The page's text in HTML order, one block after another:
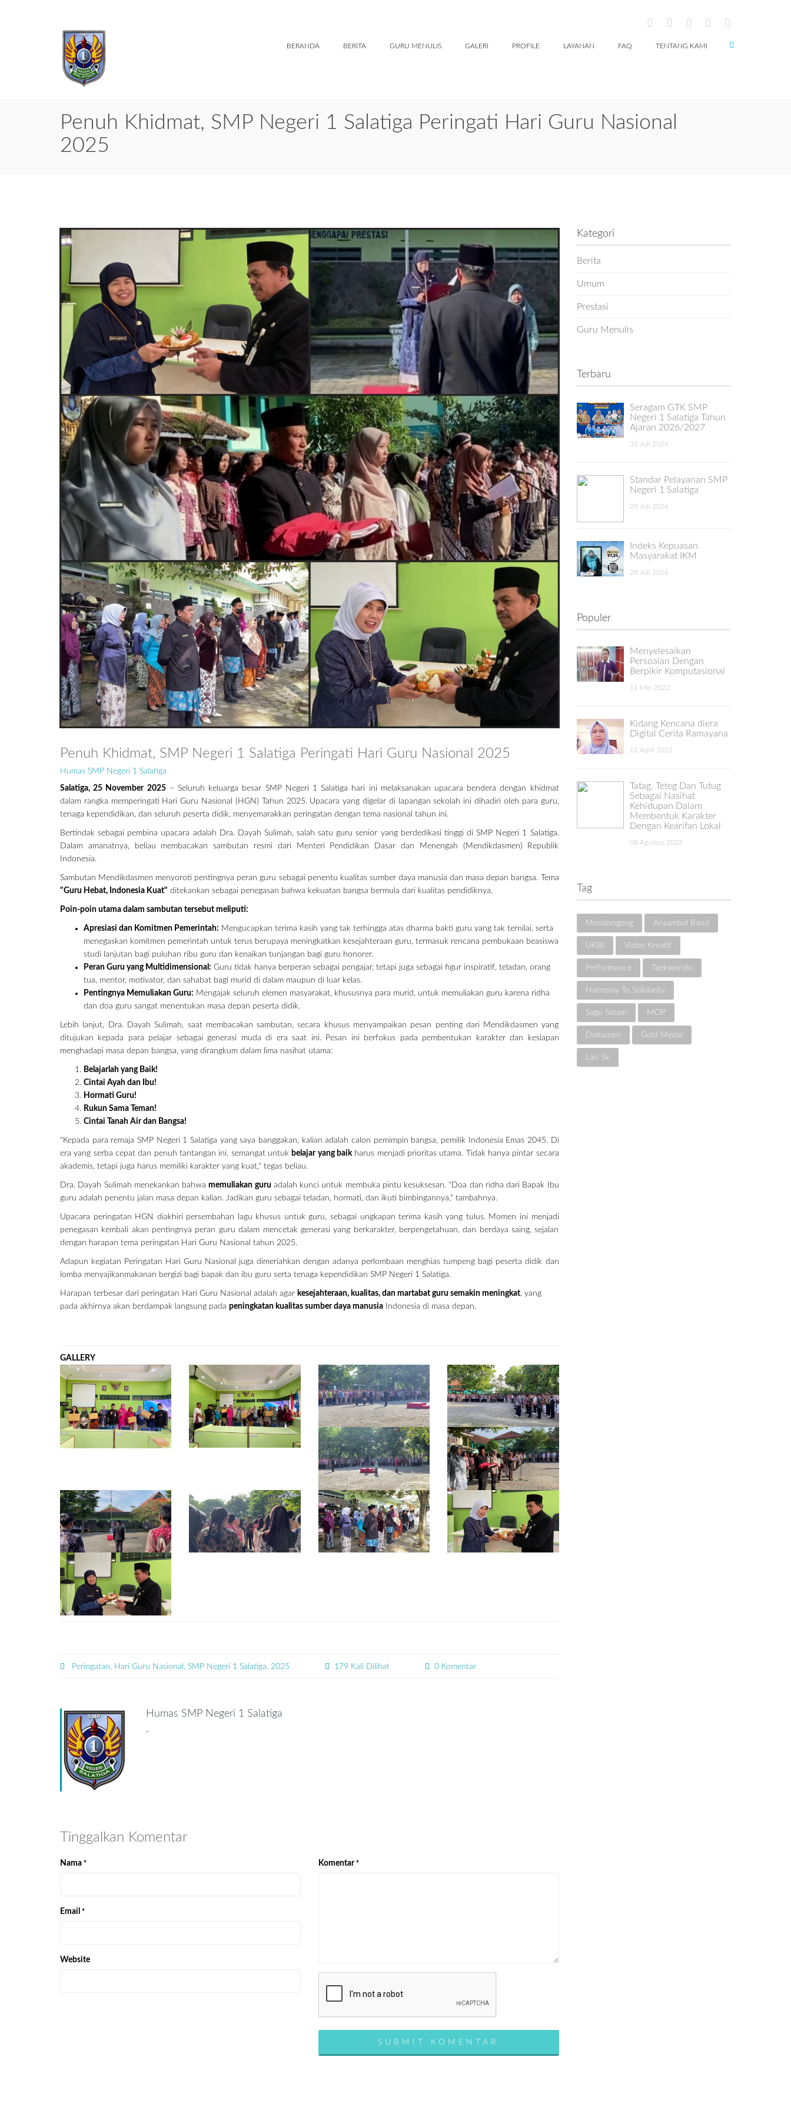
BERANDA BERITA GURU MENULIS GALERI PROFILE LAYANAN FAQ TENTANG KAMI
Penuh Khidmat, SMP Negeri 1 Salatiga Peringati Hari Guru Nasional
2025
Penuh Khidmat, SMP Negeri 1 Salatiga Peringati Hari Guru Nasional 2025
Humas SMP Negeri 1 Salatiga
Salatiga, 25 November 2025– Seluruh keluarga besar SMP Negeri 1 Salatiga hari ini melaksanakan upacara bendera dengan khidmat
dalam rangka memperingati Hari Guru Nasional (HGN) Tahun 2025. Upacara yang digelar di lapangan sekolah ini dihadiri oleh para guru,
tenaga kependidikan, dan seluruh peserta didik, menyemarakkan peringatan dengan tema nasional tahun ini.
Bertindak sebagai pembina upacara adalah Dra. Dayah Sulimah, salah satu guru senior yang berdedikasi tinggi di SMP Negeri 1 Salatiga.
Dalam amanatnya, beliau membacakan sambutan resmi dari Menteri Pendidikan Dasar dan Menengah (Mendikdasmen) Republik
Indonesia.
Sambutan Mendikdasmen menyoroti pentingnya peran guru sebagai penentu kualitas sumber daya manusia dan masa depan bangsa. Tema
"Guru Hebat, Indonesia Kuat" ditekankan sebagai penegasan bahwa kekuatan bangsa bermula dari kualitas pendidiknya.
Poin-poin utama dalam sambutan tersebut meliputi:
Apresiasi dan Komitmen Pemerintah: Mengucapkan terima kasih yang tak terhingga atas dharma bakti guru yang tak ternilai, serta
menegaskan komitmen pemerintah untuk terus berupaya meningkatkan kesejahteraan guru, termasuk rencana pembukaan beasiswa
studi lanjutan bagi puluhan ribu guru dan kenaikan tunjangan bagi guru honorer.
Peran Guru yang Multidimensional: Guru tidak hanya berperan sebagai pengajar, tetapi juga sebagai figur inspiratif, teladan, orang
tua, mentor, motivator, dan sahabat bagi murid di dalam maupun di luar kelas.
Pentingnya Memuliakan Guru: Mengajak seluruh elemen masyarakat, khususnya para murid, untuk memuliakan guru karena ridha
dan doa guru sangat menentukan masa depan peserta didik.
Lebih lanjut, Dra. Dayah Sulimah, saat membacakan sambutan, secara khusus menyampaikan pesan penting dari Mendikdasmen yang
ditujukan kepada para pelajar sebagai generasi muda di era saat ini. Pesan ini berfokus pada pembentukan karakter dan kesiapan
menghadapi masa depan bangsa, yang dirangkum dalam lima nasihat utama:
Belajarlah yang Baik!
Cintai Ayah dan Ibu!
Hormati Guru!
Rukun Sama Teman!
Cintai Tanah Air dan Bangsa!
"Kepada para remaja SMP Negeri 1 Salatiga yang saya banggakan, kalian adalah calon pemimpin bangsa, pemilik Indonesia Emas 2045. Di
era yang serba cepat dan penuh tantangan ini, semangat untuk belajar yang baikharus menjadi prioritas utama. Tidak hanya pintar secara
akademis, tetapi juga harus memiliki karakter yang kuat," tegas beliau.
Dra. Dayah Sulimah menekankan bahwamemuliakan guru adalah kunci untuk membuka pintu kesuksesan. "Doa dan ridha dari Bapak Ibu
guru adalah penentu jalan masa depan kalian. Jadikan guru sebagai teladan, hormati, dan ikuti bimbingannya," tambahnya.
Upacara peringatan HGN diakhiri persembahan lagu khusus untuk guru, sebagai ungkapan terima kasih yang tulus. Momen ini menjadi
penegasan kembali akan pentingnya peran guru dalam mencetak generasi yang berkarakter, berpengetahuan, dan berdaya saing, sejalan
dengan harapan tema peringatan Hari Guru Nasional tahun 2025.
Adapun kegiatan Peringatan Hari Guru Nasional juga dimeriahkan dengan adanya perlombaan menghias tumpeng bagi peserta didik dan
lomba menyajikanmakanan bergizi bagi bapak dan ibu guru serta tenaga kependidikan SMP Negeri 1 Salatiga.
Harapan terbesar dari peringatan Hari Guru Nasional adalah agar kesejahteraan, kualitas, dan martabat guru semakin meningkat, yang
pada akhirnya akan berdampak langsung pada peningkatan kualitas sumber daya manusia Indonesia di masa depan.
GALLERY
Peringatan, Hari Guru Nasional, SMP Negeri 1 Salatiga, 2025 179 Kali Dilihat 0 Komentar
Humas SMP Negeri 1 Salatiga
-
Tinggalkan Komentar
Nama *
Email *
Website
Komentar*
SUBMIT KOMENTAR
Kategori
Berita
Umum
Prestasi
Guru Menulis
Terbaru
Seragam GTK SMP
Negeri 1 Salatiga Tahun
Ajaran 2026/2027
31 Juli 2026
Standar Pelayanan SMP
Negeri 1 Salatiga
28 Juli 2026
Indeks Kepuasan
Masyarakat IKM
28 Juli 2026
Populer
Menyelesaikan
Persoalan Dengan
Berpikir Komputasional
11 Mei 2022
Kidang Kencana diera
Digital Cerita Ramayana
12 April 2022
Tatag, Teteg Dan Tutug
Sebagai Nasihat
Kehidupan Dalam
Membentuk Karakter
Dengan Kearifan Lokal
08 Agustus 2022
Tag
Mendongeng Ansambel Band
UKBI Video Kreatif
Performance Taekwondo
Harmony To Solidarity
Sagu Satam MOP
Dokumen Gold Medal
Lari 5k